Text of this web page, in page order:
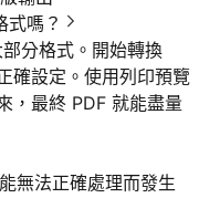
嗎？
分格式。開始轉換
確設定。使用列印預覽
，最終 PDF 就能盡量
無法正確處理而發生